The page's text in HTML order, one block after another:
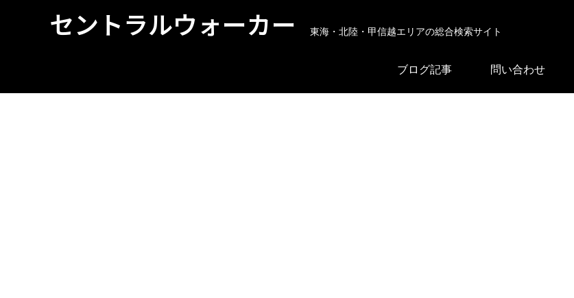
セントラルウォーカー 東海・北陸・甲信越エリアの総合検索サイト
ブログ記事 問い合わせ